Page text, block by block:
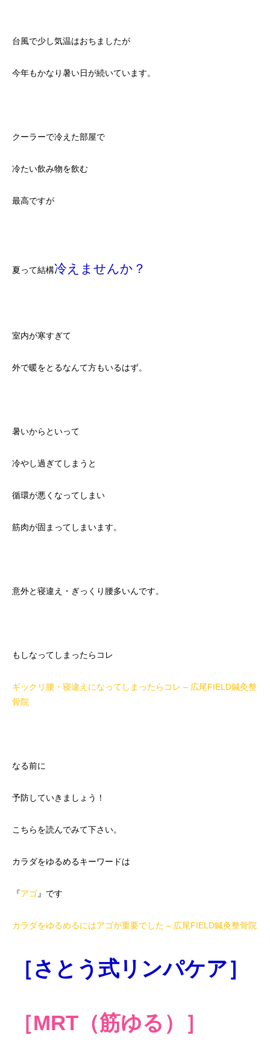
台風で少し気温はおちましたが
今年もかなり暑い日が続いています。
クーラーで冷えた部屋で
冷たい飲み物を飲む
最高ですが
夏って結構冷えませんか？
室内が寒すぎて
外で暖をとるなんて方もいるはず。
暑いからといって
冷やし過ぎてしまうと
循環が悪くなってしまい
筋肉が固まってしまいます。
意外と寝違え・ぎっくり腰多いんです。
もしなってしまったらコレ
ギックリ腰・寝違えになってしまったらコレ – 広尾FIELD鍼灸整
骨院
なる前に
予防していきましょう！
こちらを読んでみて下さい。
カラダをゆるめるキーワードは
『アゴ』です
カラダをゆるめるにはアゴが重要でした – 広尾FIELD鍼灸整骨院
［さとう式リンパケア］
［MRT（筋ゆる）］